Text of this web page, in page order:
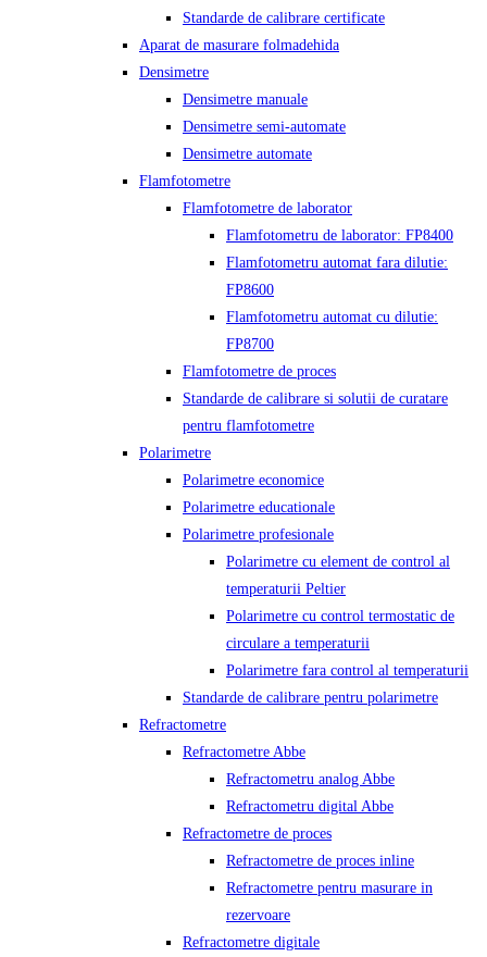
Standarde de calibrare certificate
Aparat de masurare folmadehida
Densimetre
Densimetre manuale
Densimetre semi-automate
Densimetre automate
Flamfotometre
Flamfotometre de laborator
Flamfotometru de laborator: FP8400
Flamfotometru automat fara dilutie:
FP8600
Flamfotometru automat cu dilutie:
FP8700
Flamfotometre de proces
Standarde de calibrare si solutii de curatare
pentru flamfotometre
Polarimetre
Polarimetre economice
Polarimetre educationale
Polarimetre profesionale
Polarimetre cu element de control al
temperaturii Peltier
Polarimetre cu control termostatic de
circulare a temperaturii
Polarimetre fara control al temperaturii
Standarde de calibrare pentru polarimetre
Refractometre
Refractometre Abbe
Refractometru analog Abbe
Refractometru digital Abbe
Refractometre de proces
Refractometre de proces inline
Refractometre pentru masurare in
rezervoare
Refractometre digitale